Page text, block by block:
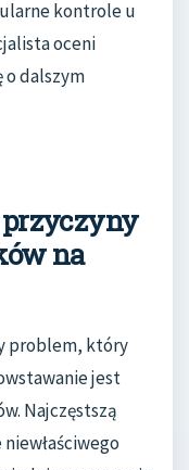
kontrole u
oceni
o dalszym
przyczyny
na
problem, który
jest
Najczęstszą